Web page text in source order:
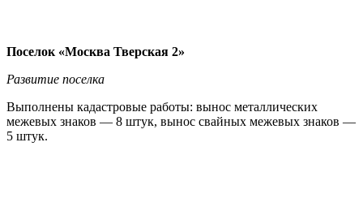
Поселок «Москва Тверская 2»
Развитие поселка
Выполнены кадастровые работы: вынос металлических
межевых знаков — 8 штук, вынос свайных межевых знаков —
5 штук.